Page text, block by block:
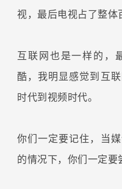
视，最后电视占了整体
互联网也是一样的，
酷，我明显感觉到互
时代到视频时代。
你们一定要记住，当
的情况下，你们一定要